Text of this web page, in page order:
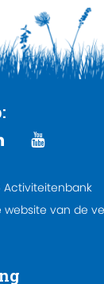
website van de